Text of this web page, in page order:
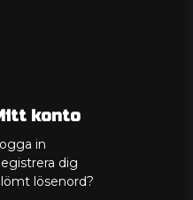
konto
in
dig
lösenord?